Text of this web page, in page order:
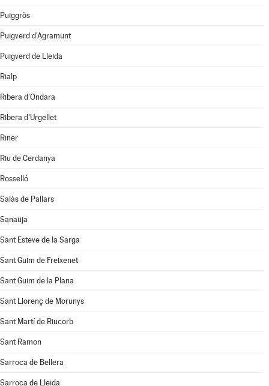
Puiggròs
Puigverd d'Agramunt
Puigverd de Lleida
Rialp
Ribera d'Ondara
Ribera d'Urgellet
Riner
Riu de Cerdanya
Rosselló
Salàs de Pallars
Sanaüja
Sant Esteve de la Sarga
Sant Guim de Freixenet
Sant Guim de la Plana
Sant Llorenç de Morunys
Sant Martí de Riucorb
Sant Ramon
Sarroca de Bellera
Sarroca de Lleida